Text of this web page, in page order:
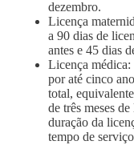
dezembro.
Licença
a 90 dias de
antes e 45 dias
Licença
por até cinco
total,
de três meses
duração da
tempo de